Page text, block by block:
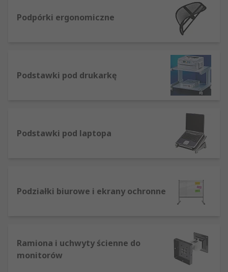
Podpórki ergonomiczne
Podstawki pod drukarkę
Podstawki pod laptopa
Podziałki biurowe i ekrany ochronne
Ramiona i uchwyty ścienne do
monitorów